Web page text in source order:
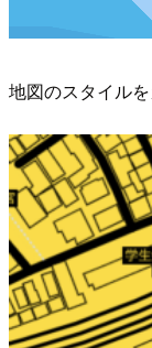
地図のスタイル